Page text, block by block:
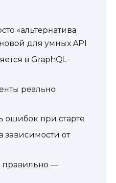
«альтернатива
для умных API
в GraphQL-
реально
ошибок при старте
зависимости от
правильно —